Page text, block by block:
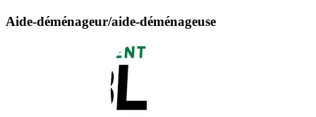
Aide-déménageur/aide-déménageuse